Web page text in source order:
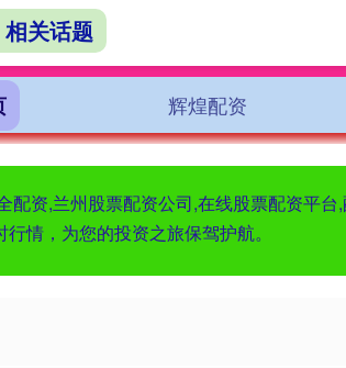
辉煌配资
配资,兰州股票配资公司,在线股票配资平
情，为您的投资之旅保驾护航。
关话题